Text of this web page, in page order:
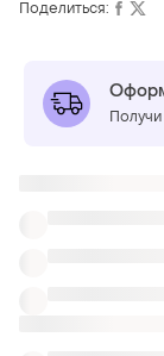
Поделиться:
Получи